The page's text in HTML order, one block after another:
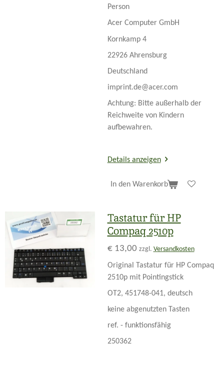
Person
Acer Computer GmbH
Kornkamp 4
22926 Ahrensburg
Deutschland
imprint.de@acer.com
Achtung: Bitte außerhalb der
Reichweite von Kindern
aufbewahren.
Details anzeigen
In den Warenkorb
Tastatur für HP
Compaq 2510p
€ 13,00 zzgl. Versandkosten
Original Tastatur für HP Compaq
2510p mit Pointingstick
OT2, 451748-041, deutsch
keine abgenutzten Tasten
ref. - funktionsfähig
250362